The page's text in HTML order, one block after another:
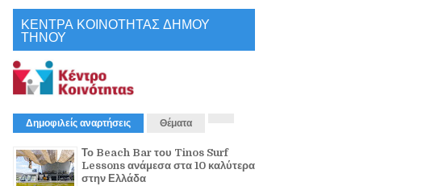
ΚΕΝΤΡΑ ΚΟΙΝΟΤΗΤΑΣ ΔΗΜΟΥ
ΤΗΝΟΥ
Δημοφιλείς αναρτήσεις Θέματα
Το Beach Bar του Tinos Surf
Lessons ανάμεσα στα 10 καλύτερα
στην Ελλάδα